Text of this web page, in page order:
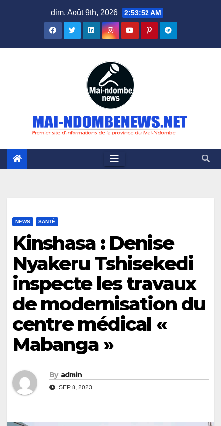
dim. Août 9th, 2026 2:53:53 AM
NEWS SANTÉ
Kinshasa : Denise
Nyakeru Tshisekedi
inspecte les travaux
de modernisation du
centre médical «
Mabanga »
By admin
SEP 8, 2023